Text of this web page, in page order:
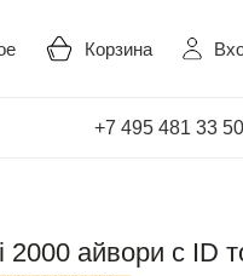
Корзина
+7 495 481 33 50
айвори с ID